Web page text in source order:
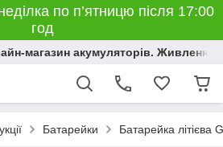
по п’ятницю після 17:00
год
магазин акумуляторів. Живлення,
Батарейки Батарейка